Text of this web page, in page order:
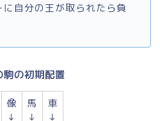
自分の王が取られたら負
の初期配置
像
↓
馬
↓
車
↓